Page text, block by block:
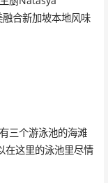
合新加坡本地风味
三个游泳池的海滩
在这里的泳池里尽情